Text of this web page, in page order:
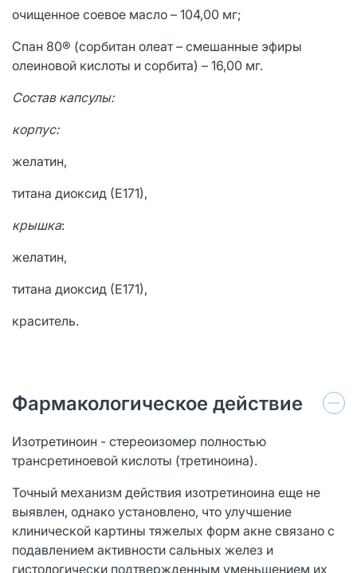
очищенное соевое масло – 104,00 мг;
Спан 80® (сорбитан олеат – смешанные эфиры
олеиновой кислоты и сорбита) – 16,00 мг.
Состав капсулы:
корпус:
желатин,
титана диоксид (Е171),
крышка:
желатин,
титана диоксид (Е171),
краситель.
Фармакологическое действие
Изотретиноин - стереоизомер полностью
трансретиноевой кислоты (третиноина).
Точный механизм действия изотретиноина еще не
выявлен, однако установлено, что улучшение
клинической картины тяжелых форм акне связано с
подавлением активности сальных желез и
гистологически подтвержденным уменьшением их